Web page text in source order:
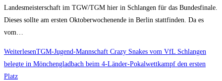
Landesmeisterschaft im TGW/TGM hier in Schlangen für das Bundesfinale.
Dieses sollte am ersten Oktoberwochenende in Berlin stattfinden. Da es
vom…
WeiterlesenTGM-Jugend-Mannschaft Crazy Snakes vom VfL Schlangen
belegte in Mönchengladbach beim 4-Länder-Pokalwettkampf den ersten
Platz